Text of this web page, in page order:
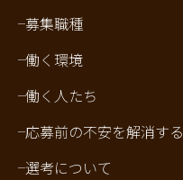
募集職種
働く環境
働く人たち
応募前の不安を解消する
選考について